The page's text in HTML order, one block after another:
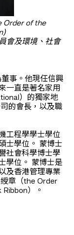
Order of the
會及環境、社會
事。他現任信興
一直是著名家用
）的獨家地
的會長，以及職
工程學學士學位
士學位。 蒙博士
社會科學博士學
學位。 蒙博士是
及香港管理專業
章（the Order
）。